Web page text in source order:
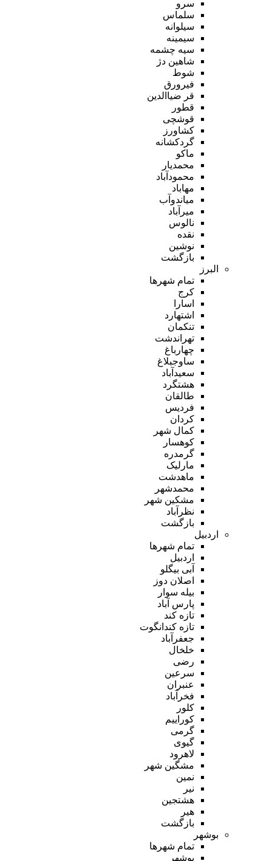
سرو
سلماس
سیلوانه
سیمینه
سیه چشمه
شاهین دژ
شوط
فیرورق
قر ضیاالدین
قطور
قوشچی
کشاورز
گردکشانه
ماکو
محمدیار
محمودآباد
مهاباد
میاندوآب
میرآباد
نالوس
نقده
نوشین
بازگشت
البرز
تمام شهر‌ها
کرج
اسارا
اشتهارد
تنکمان
تهراندشت
چهارباغ
ساوجبلاغ
سعیدآباد
هشتگرد
طالقان
فردیس
کردان
کمال شهر
کوهسار
گرمدره
مارلیک
ماهدشت
محمدشهر
مشکین شهر
نظرآباد
بازگشت
اردبیل
تمام شهر‌ها
اردبیل
آبی بیگلو
اصلان دوز
بیله سوار
پارس آباد
تازه کند
تازه کندانگوت
جعفرآباد
خلخال
رضی
سرعین
عنبران
فخرآباد
کلور
کوراییم
گرمی
گیوی
لاهرود
مشگین شهر
نمین
نیر
هشتجین
هیر
بازگشت
بوشهر
تمام شهر‌ها
بوشهر